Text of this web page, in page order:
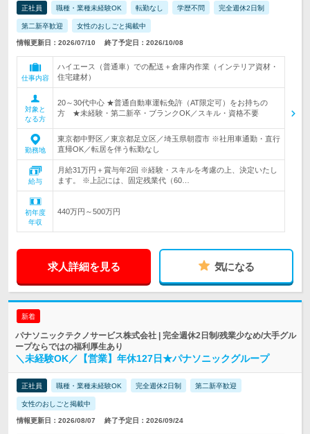
正社員 職種・業種未経験OK 転勤なし 学歴不問 完全週休2日制
第二新卒歓迎 女性のおしごと掲載中
情報更新日：2026/07/10 終了予定日：2026/10/08
仕事内容
ハイエース（普通車）での配送＋倉庫内作業（インテリア資材・
住宅建材）
対象と
なる方
20～30代中心 ★普通自動車運転免許（AT限定可）をお持ちの
方 ★未経験・第二新卒・ブランクOK／スキル・資格不要
勤務地
東京都中野区／東京都足立区／埼玉県朝霞市 ※社用車通勤・直行
直帰OK／転居を伴う転勤なし
給与
月給31万円＋賞与年2回 ※経験・スキルを考慮の上、決定いたし
ます。 ※上記には、固定残業代（60…
初年度
年収
440万円～500万円
求人詳細を見る 気になる
新着
パナソニックテクノサービス株式会社 | 完全週休2日制/残業少なめ/大手グル
ープならではの福利厚生あり
＼未経験OK／【営業】年休127日★パナソニックグループ
正社員 職種・業種未経験OK 完全週休2日制 第二新卒歓迎
女性のおしごと掲載中
情報更新日：2026/08/07 終了予定日：2026/09/24